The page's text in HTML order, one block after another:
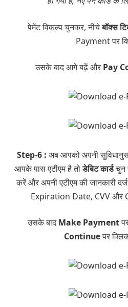
पेमेंट विकल्प चुनकर, नीचेबॉक्स
Payment पर
उसके बाद आगे बढ़ें और Pay
Step-6 : अब आपको अपनी
आपके पास एटीएम है तोडेबिट कार्डचुन
करें और अपनी एटीएम की जानकारी
Expiration Date, CVV और
उसके बादMake Payment
Continueपर